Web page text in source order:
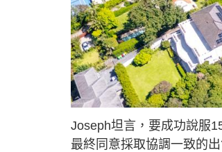
Joseph坦言，要成功說服
最終同意採取協調一致的